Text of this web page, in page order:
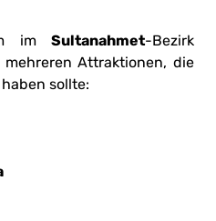
im Sultanahmet-Bezirk
Attraktionen, die
sollte: